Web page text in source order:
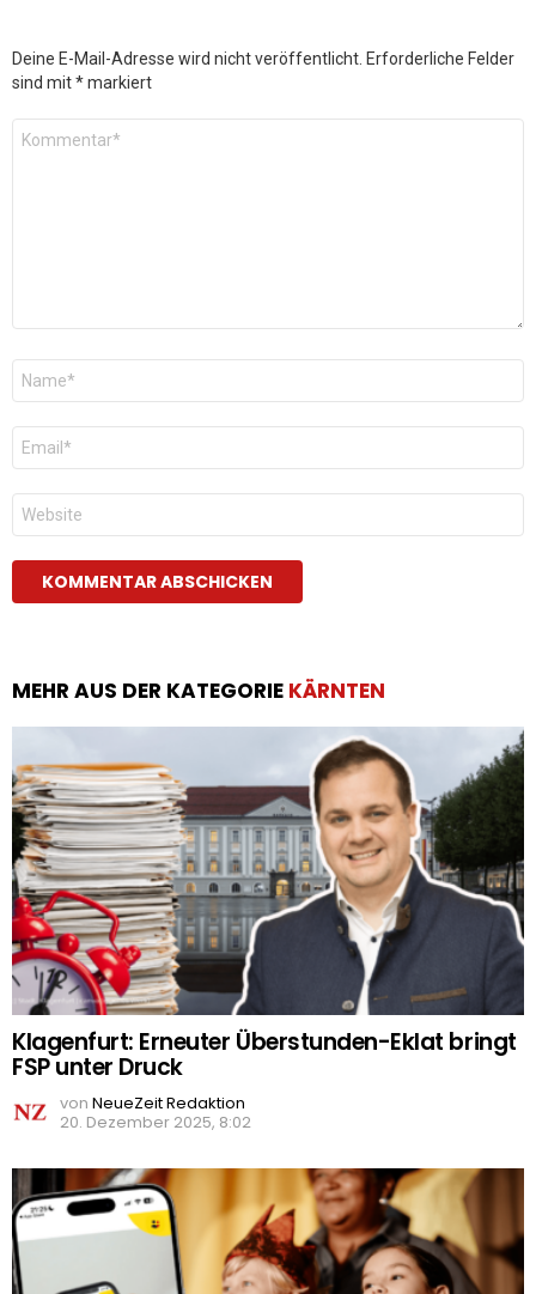
Deine E-Mail-Adresse wird nicht veröffentlicht. Erforderliche Felder
sind mit*markiert
Kommentar
Name
E-
Mail
*
Website
MEHR AUS DER KATEGORIE KÄRNTEN
Klagenfurt: Erneuter Überstunden-Eklat bringt
FSP unter Druck
von NeueZeit Redaktion
20. Dezember 2025, 8:02